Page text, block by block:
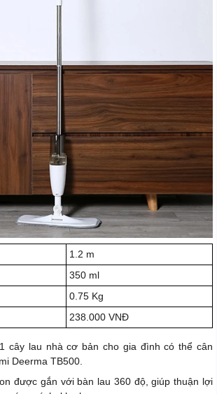
1.2 m
350 ml
0.75 Kg
238.000 VNĐ
cây lau nhà cơ bản cho gia đình có thể cân
Deerma TB500.
được gắn với bàn lau 360 độ, giúp thuận lợi